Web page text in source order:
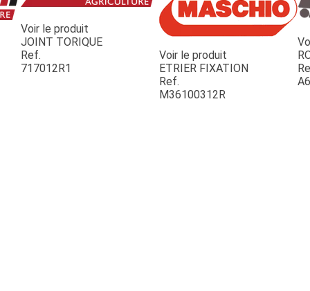
JOUET
ESPACES VERTS
Voir le produit
JOINT TORIQUE
Ref.
717012R1
Voir le produit
ETRIER FIXATION
Ref.
M36100312R